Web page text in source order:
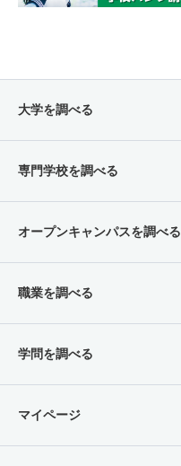
大学を調べる
専門学校を調べる
オープンキャンパスを調べる
職業を調べる
学問を調べる
マイページ